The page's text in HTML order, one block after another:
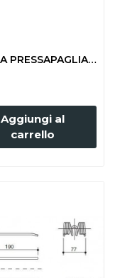
MOLLA PRESSAPAGLIA GALLIGNANI
Aggiungi al
carrello